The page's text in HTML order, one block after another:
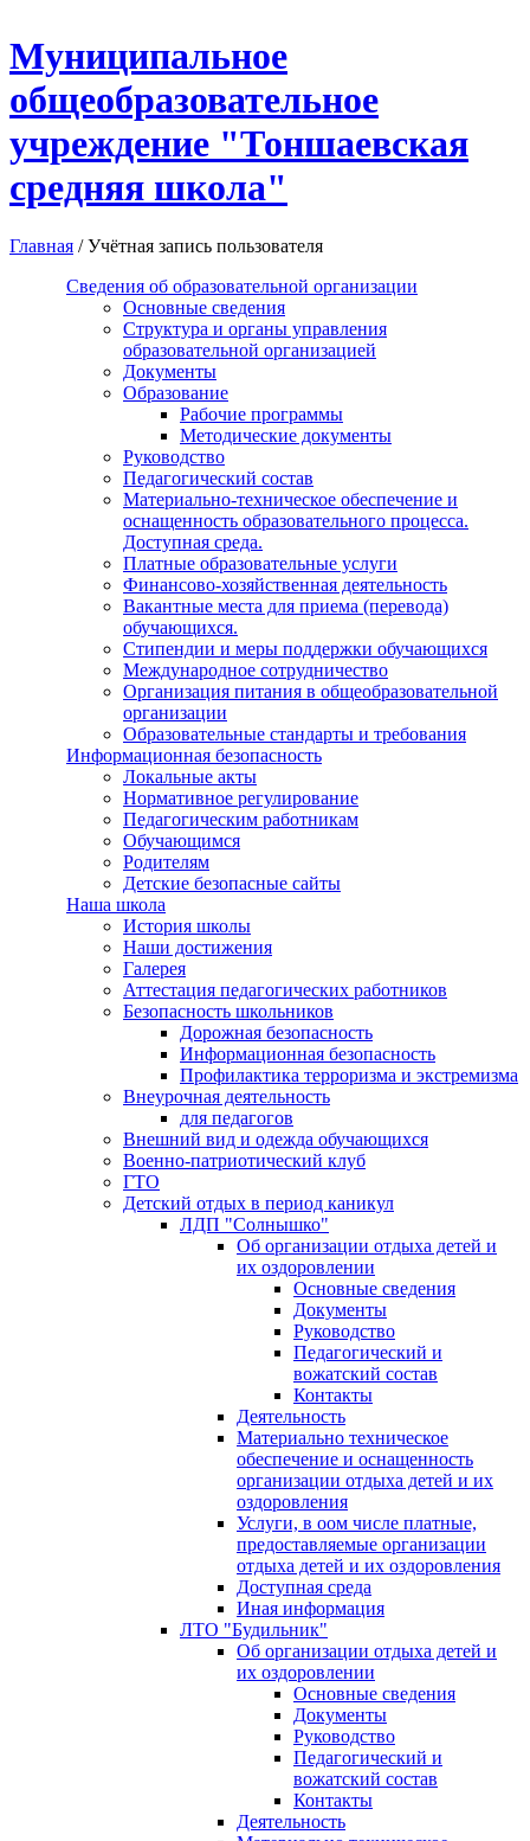
Муниципальное
общеобразовательное
учреждение "Тоншаевская
средняя школа"
Главная /Учётная запись пользователя
Сведения об образовательной организации
Основные сведения
Структура и органы управления
образовательной организацией
Документы
Образование
Рабочие программы
Методические документы
Руководство
Педагогический состав
Материально-техническое обеспечение и
оснащенность образовательного процесса.
Доступная среда.
Платные образовательные услуги
Финансово-хозяйственная деятельность
Вакантные места для приема (перевода)
обучающихся.
Стипендии и меры поддержки обучающихся
Международное сотрудничество
Организация питания в общеобразовательной
организации
Образовательные стандарты и требования
Информационная безопасность
Локальные акты
Нормативное регулирование
Педагогическим работникам
Обучающимся
Родителям
Детские безопасные сайты
Наша школа
История школы
Наши достижения
Галерея
Аттестация педагогических работников
Безопасность школьников
Дорожная безопасность
Информационная безопасность
Профилактика терроризма и экстремизма
Внеурочная деятельность
для педагогов
Внешний вид и одежда обучающихся
Военно-патриотический клуб
ГТО
Детский отдых в период каникул
ЛДП "Солнышко"
Об организации отдыха детей и
их оздоровлении
Основные сведения
Документы
Руководство
Педагогический и
вожатский состав
Контакты
Деятельность
Материально техническое
обеспечение и оснащенность
организации отдыха детей и их
оздоровления
Услуги, в оом числе платные,
предоставляемые организации
отдыха детей и их оздоровления
Доступная среда
Иная информация
ЛТО "Будильник"
Об организации отдыха детей и
их оздоровлении
Основные сведения
Документы
Руководство
Педагогический и
вожатский состав
Контакты
Деятельность